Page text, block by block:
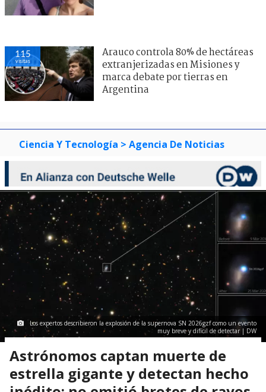
115
visitas
Arauco controla 80% de hectáreas
extranjerizadas en Misiones y
marca debate por tierras en
Argentina
Ciencia Y Tecnología > Agencia De Noticias
Los expertos describieron la explosión de la supernova SN 2026gzf como un evento
muy breve y difícil de detectar | DW
Astrónomos captan muerte de
estrella gigante y detectan hecho